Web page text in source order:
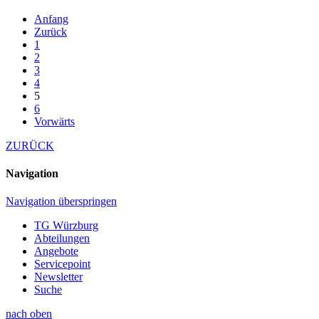
Anfang
Zurück
1
2
3
4
5
6
Vorwärts
ZURÜCK
Navigation
Navigation überspringen
TG Würzburg
Abteilungen
Angebote
Servicepoint
Newsletter
Suche
nach oben